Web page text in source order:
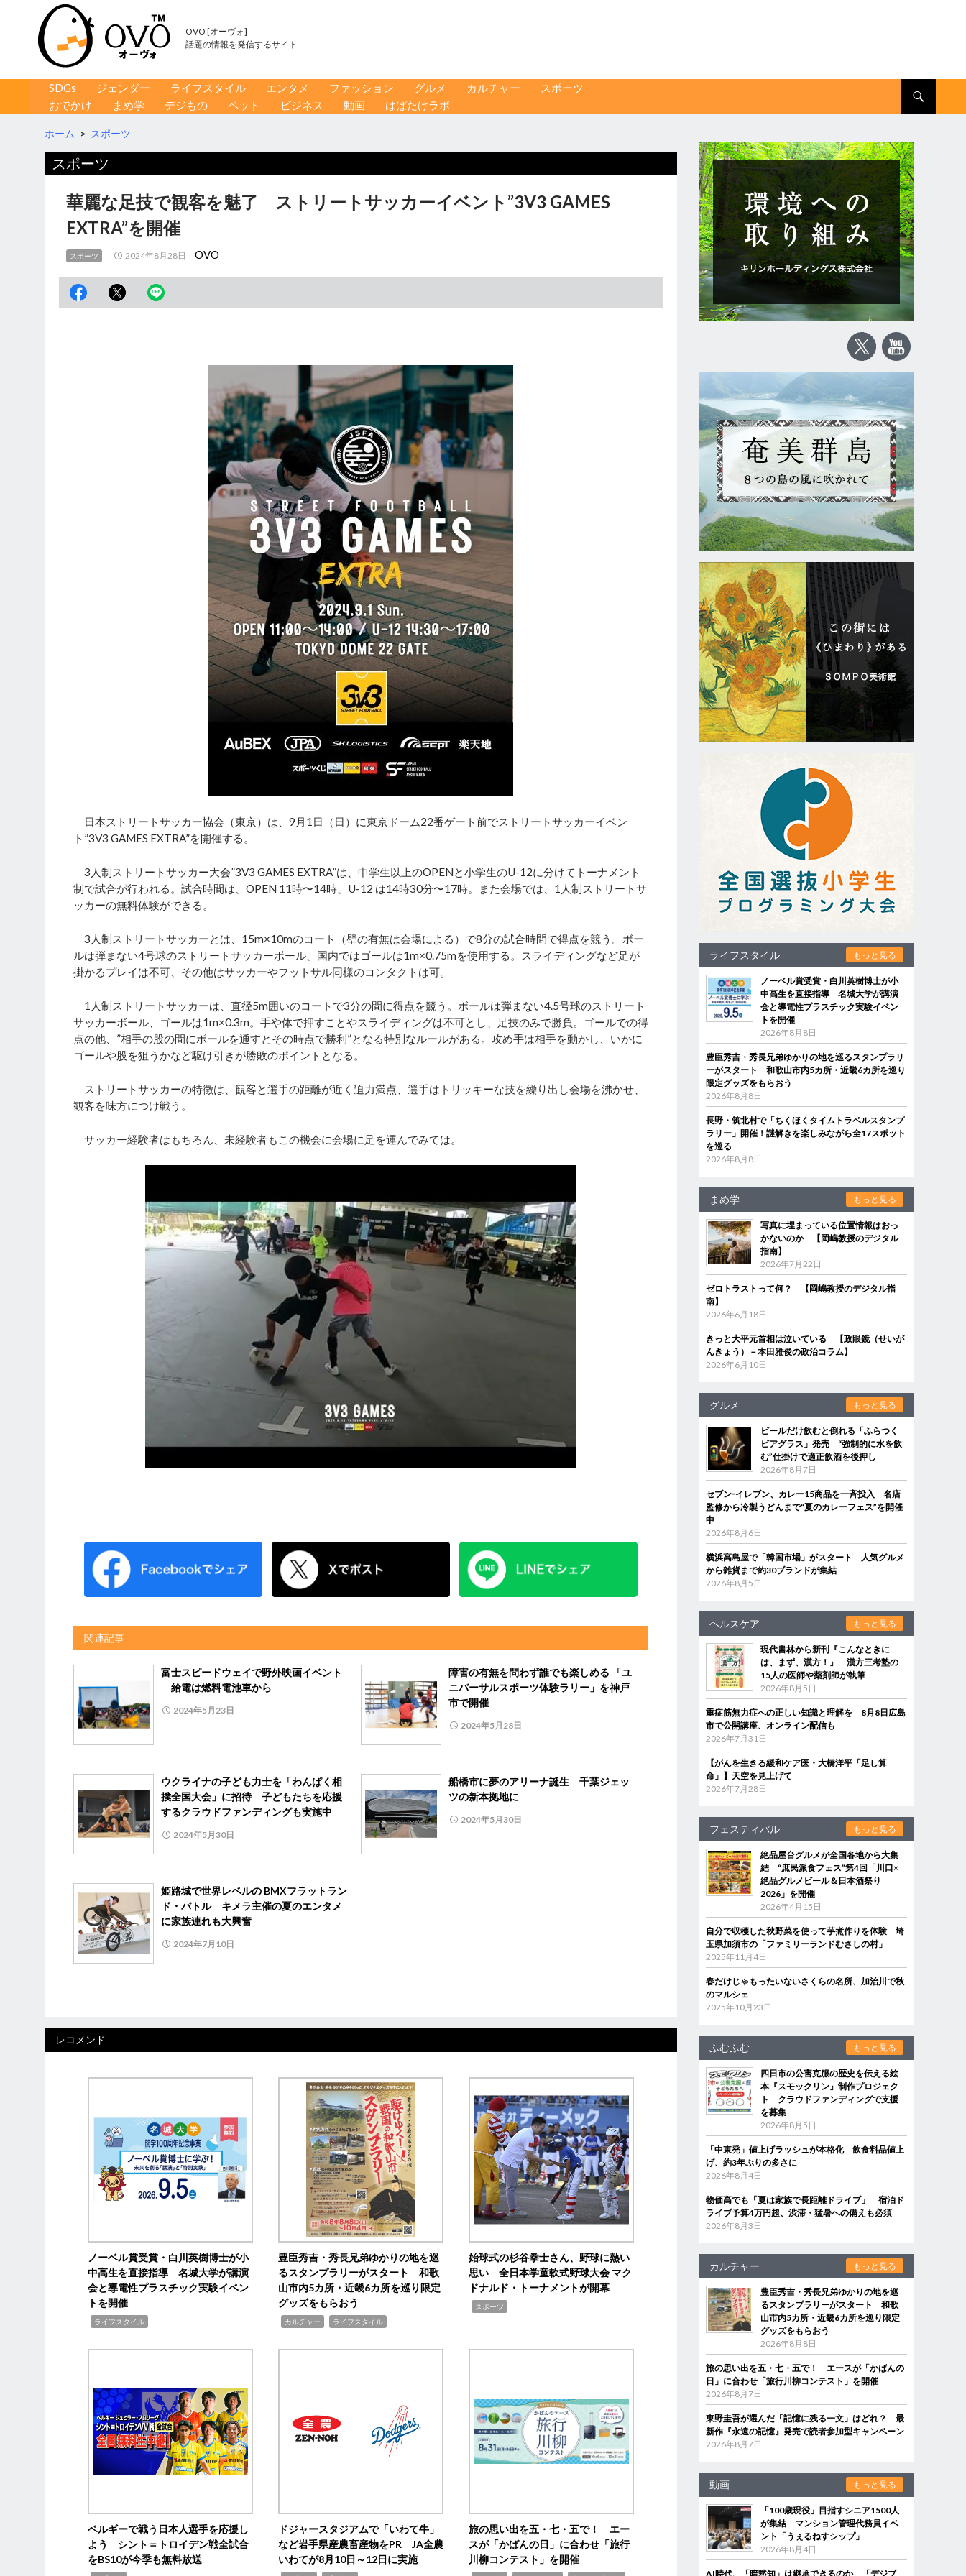
OVO [オーヴォ]
話題の情報を発信するサイト
コンテンツへ移動
SDGs ジェンダー ライフスタイル エンタメ ファッション グルメ カルチャー
スポーツ
おでかけ
まめ学 デジもの ペット ビジネス 動画 はばたけラボ
ホーム > スポーツ
スポーツ
華麗な足技で観客を魅了 ストリートサッカーイベント”3V3 GAMES
EXTRA”を開催
スポーツ 2024年8月28日 OVO
日本ストリートサッカー協会（東京）は、9月1日（日）に東京ドーム22番ゲート前でストリートサッカーイベン
ト”3V3 GAMES EXTRA”を開催する。
3人制ストリートサッカー大会”3V3 GAMES EXTRA”は、中学生以上のOPENと小学生のU-12に分けてトーナメント
制で試合が行われる。試合時間は、OPEN 11時〜14時、U-12 は14時30分〜17時。また会場では、1人制ストリートサ
ッカーの無料体験ができる。
3人制ストリートサッカーとは、15m×10mのコート（壁の有無は会場による）で8分の試合時間で得点を競う。ボー
ルは弾まない4号球のストリートサッカーボール、国内ではゴールは1m×0.75mを使用する。スライディングなど足が
掛かるプレイは不可、その他はサッカーやフットサル同様のコンタクトは可。
1人制ストリートサッカーは、直径5m囲いのコートで3分の間に得点を競う。ボールは弾まない4.5号球のストリート
サッカーボール、ゴールは1m×0.3m。手や体で押すことやスライディングは不可とし、足技のみで勝負。ゴールでの得
点の他、”相手の股の間にボールを通すとその時点で勝利”となる特別なルールがある。攻め手は相手を動かし、いかに
ゴールや股を狙うかなど駆け引きが勝敗のポイントとなる。
ストリートサッカーの特徴は、観客と選手の距離が近く迫力満点、選手はトリッキーな技を繰り出し会場を沸かせ、
観客を味方につけ戦う。
サッカー経験者はもちろん、未経験者もこの機会に会場に足を運んでみては。
関連記事
富士スピードウェイで野外映画イベント
給電は燃料電池車から
2024年5月23日
障害の有無を問わず誰でも楽しめる 「ユ
ニバーサルスポーツ体験ラリー」を神戸
市で開催
2024年5月28日
ウクライナの子ども力士を「わんぱく相
撲全国大会」に招待 子どもたちを応援
するクラウドファンディングも実施中
2024年5月30日
船橋市に夢のアリーナ誕生 千葉ジェッ
ツの新本拠地に
2024年5月30日
姫路城で世界レベルの BMXフラットラン
ド・バトル キメラ主催の夏のエンタメ
に家族連れも大興奮
2024年7月10日
レコメンド
ノーベル賞受賞・白川英樹博士が小
中高生を直接指導 名城大学が講演
会と導電性プラスチック実験イベン
トを開催
ライフスタイル
豊臣秀吉・秀長兄弟ゆかりの地を巡
るスタンプラリーがスタート 和歌
山市内5カ所・近畿6カ所を巡り限定
グッズをもらおう
カルチャー ライフスタイル
始球式の杉谷拳士さん、野球に熱い
思い 全日本学童軟式野球大会 マク
ドナルド・トーナメントが開幕
スポーツ
ベルギーで戦う日本人選手を応援し
よう シント＝トロイデン戦全試合
をBS10が今季も無料放送
ドジャースタジアムで「いわて牛」
など岩手県産農畜産物をPR JA全農
いわてが8月10日～12日に実施
旅の思い出を五・七・五で！ エー
スが「かばんの日」に合わせ「旅行
川柳コンテスト」を開催
ライフスタイル もっと見る
ノーベル賞受賞・白川英樹博士が小
中高生を直接指導 名城大学が講演
会と導電性プラスチック実験イベン
トを開催
2026年8月8日
豊臣秀吉・秀長兄弟ゆかりの地を巡るスタンプラリ
ーがスタート 和歌山市内5カ所・近畿6カ所を巡り
限定グッズをもらおう
2026年8月8日
長野・筑北村で「ちくほくタイムトラベルスタンプ
ラリー」開催！謎解きを楽しみながら全17スポット
を巡る
2026年8月8日
まめ学 もっと見る
写真に埋まっている位置情報はおっ
かないのか 【岡嶋教授のデジタル
指南】
2026年7月22日
ゼロトラストって何？ 【岡嶋教授のデジタル指
南】
2026年6月18日
きっと大平元首相は泣いている 【政眼鏡（せいが
んきょう）－本田雅俊の政治コラム】
2026年6月10日
グルメ もっと見る
ビールだけ飲むと倒れる「ふらつく
ビアグラス」発売 “強制的に水を飲
む”仕掛けで適正飲酒を後押し
2026年8月7日
セブン‐イレブン、カレー15商品を一斉投入 名店
監修から冷製うどんまで“夏のカレーフェス”を開催
中
2026年8月6日
横浜高島屋で「韓国市場」がスタート 人気グルメ
から雑貨まで約30ブランドが集結
2026年8月5日
ヘルスケア もっと見る
現代書林から新刊『こんなときに
は、まず、漢方！』 漢方三考塾の
15人の医師や薬剤師が執筆
2026年8月5日
重症筋無力症への正しい知識と理解を 8月8日広島
市で公開講座、オンライン配信も
2026年7月31日
【がんを生きる緩和ケア医・大橋洋平「足し算
命」】天空を見上げて
2026年7月28日
フェスティバル もっと見る
絶品屋台グルメが全国各地から大集
結 “庶民派食フェス”第4回「川口×
絶品グルメビール＆日本酒祭り
2026」を開催
2026年4月15日
自分で収穫した秋野菜を使って芋煮作りを体験 埼
玉県加須市の「ファミリーランドむさしの村」
2025年11月4日
春だけじゃもったいないさくらの名所、加治川で秋
のマルシェ
2025年10月23日
ふむふむ もっと見る
四日市の公害克服の歴史を伝える絵
本『スモックリン』制作プロジェク
ト クラウドファンディングで支援
を募集
2026年8月5日
「中東発」値上げラッシュが本格化 飲食料品値上
げ、約3年ぶりの多さに
2026年8月4日
物価高でも「夏は家族で長距離ドライブ」 宿泊ド
ライブ予算4万円超、渋滞・猛暑への備えも必須
2026年8月3日
カルチャー もっと見る
豊臣秀吉・秀長兄弟ゆかりの地を巡
るスタンプラリーがスタート 和歌
山市内5カ所・近畿6カ所を巡り限定
グッズをもらおう
2026年8月8日
旅の思い出を五・七・五で！ エースが「かばんの
日」に合わせ「旅行川柳コンテスト」を開催
2026年8月7日
東野圭吾が選んだ「記憶に残る一文」はどれ？ 最
新作『永遠の記憶』発売で読者参加型キャンペーン
2026年8月7日
動画 もっと見る
「100歳現役」目指すシニア1500人
が集結 マンション管理代務員イベ
ント「うぇるねすシップ」
2026年8月4日
AI時代、「暗黙知」は継承できるのか 「デジブ